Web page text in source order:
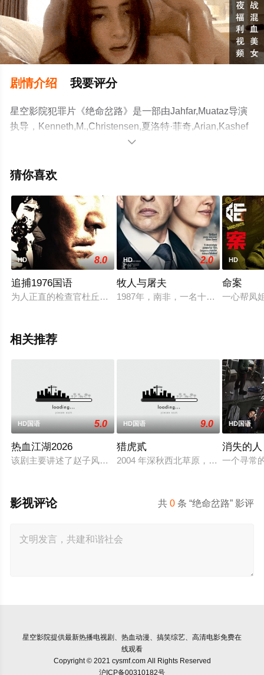
剧情介绍 我要评分
星空影院犯罪片《绝命岔路》是一部由Jahfar,Muataz导演
执导，Kenneth,M.,Christensen,夏洛特·菲奇,Arian,Kashef
等演员精彩演绎的丹麦电影，手机免费观看高清无删减完
影、电视猫或剧情网等平台了解。

猜你喜欢
HD 8.0
追捕1976国语
为人正直的检查官杜丘（高仓健 饰）被人控告犯有抢劫、强奸
HD 2.0
牧人与屠夫
1987年，南非，一名十九岁的少年
HD
命案
一心帮凤
相关推荐
HD国语 5.0
热血江湖2026
该剧主要讲述了赵子风从小和爷爷在乡下习武，长大后从乡野
HD国语 9.0
猎虎贰
2004 年深秋西北草原，假交警截停
HD国语
消失的人
一个寻常
共0 条 “绝命岔路” 影评
影视评论
星空影院提供最新热播电视剧、热血动漫、搞笑综艺、高清电影免费在
线观看
Copyright © 2021 cysmf.com All Rights Reserved
沪ICP备00310182号